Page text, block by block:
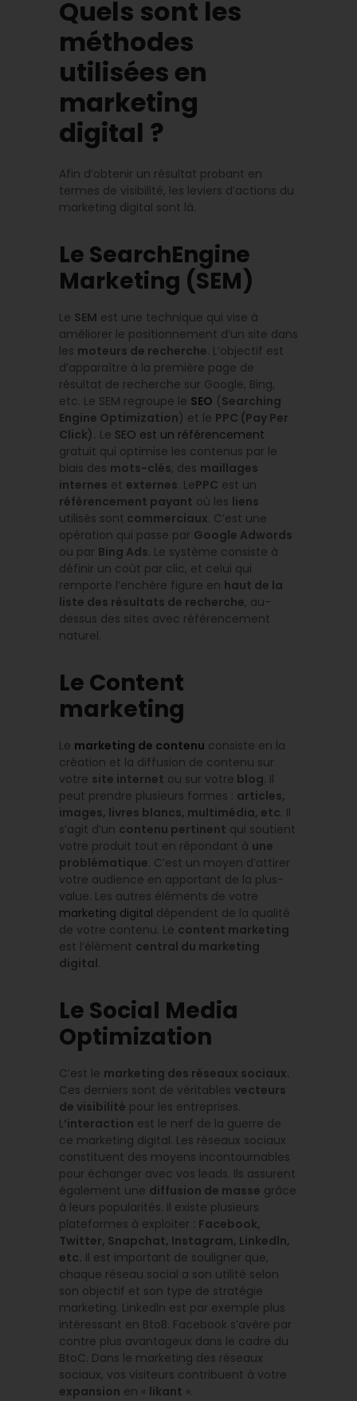
Quels sont les
méthodes
utilisées en
marketing
digital ?
Afin d’obtenir un résultat probant en
termes de visibilité, les leviers d’actions du
marketing digital sont là.
Le SearchEngine
Marketing (SEM)
Le SEM est une technique qui vise à
améliorer le positionnement d’un site dans
les moteurs de recherche. L’objectif est
d’apparaître à la première page de
résultat de recherche sur Google, Bing,
etc. Le SEM regroupe le SEO (Searching
Engine Optimization) et le PPC (Pay Per
Click). Le SEO est un référencement
gratuit qui optimise les contenus par le
biais des mots-clés, des maillages
internes et externes. LePPC est un
référencement payant où les liens
utilisés sont commerciaux. C’est une
opération qui passe par Google Adwords
ou par Bing Ads. Le système consiste à
définir un coût par clic, et celui qui
remporte l’enchère figure en haut de la
liste des résultats de recherche, au-
dessus des sites avec référencement
naturel.
Le Content
marketing
Le marketing de contenu consiste en la
création et la diffusion de contenu sur
votre site internet ou sur votre blog. Il
peut prendre plusieurs formes : articles,
images, livres blancs, multimédia, etc. Il
s’agit d’un contenu pertinent qui soutient
votre produit tout en répondant à une
problématique. C’est un moyen d’attirer
votre audience en apportant de la plus-
value. Les autres éléments de votre
marketing digital dépendent de la qualité
de votre contenu. Le content marketing
est l’élément central du marketing
digital.
Le Social Media
Optimization
C’est le marketing des réseaux sociaux.
Ces derniers sont de véritables vecteurs
de visibilité pour les entreprises.
L’interaction est le nerf de la guerre de
ce marketing digital. Les réseaux sociaux
constituent des moyens incontournables
pour échanger avec vos leads. Ils assurent
également une diffusion de masse grâce
à leurs popularités. Il existe plusieurs
plateformes à exploiter : Facebook,
Twitter, Snapchat, Instagram, Linkedln,
etc. Il est important de souligner que,
chaque réseau social a son utilité selon
son objectif et son type de stratégie
marketing. Linkedln est par exemple plus
intéressant en BtoB. Facebook s’avère par
contre plus avantageux dans le cadre du
BtoC. Dans le marketing des réseaux
sociaux, vos visiteurs contribuent à votre
expansion en « likant ».